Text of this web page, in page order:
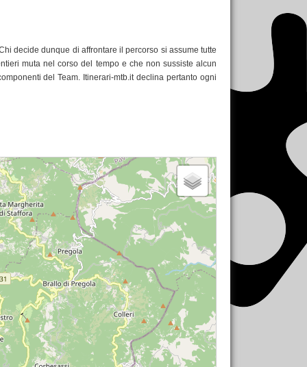
decide dunque di affrontare il percorso si assume tutte
muta nel corso del tempo e che non sussiste alcun
del Team. Itinerari-mtb.it declina pertanto ogni